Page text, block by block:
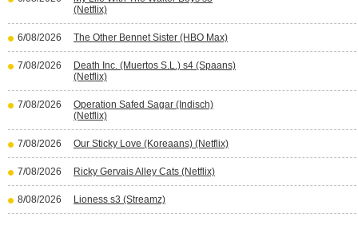
(Netflix)
6/08/2026 The Other Bennet Sister (HBO Max)
7/08/2026
Death Inc. (Muertos S.L.) s4 (Spaans)
(Netflix)
7/08/2026
Operation Safed Sagar (Indisch)
(Netflix)
7/08/2026 Our Sticky Love (Koreaans) (Netflix)
7/08/2026 Ricky Gervais Alley Cats (Netflix)
8/08/2026 Lioness s3 (Streamz)